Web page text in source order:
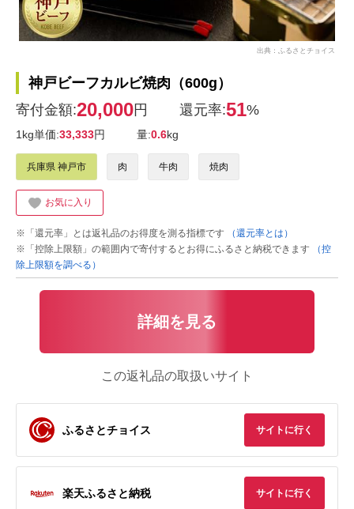
出典：ふるさとチョイス
神戸ビーフカルビ焼肉（600g）
寄付金額:20,000円 還元率:51%
1kg単価:33,333円 量:0.6kg
兵庫県 神戸市 肉 牛肉 焼肉
お気に入り
※「還元率」とは返礼品のお得度を測る指標です
（還元率とは）
※「控除上限額」の範囲内で寄付するとお得にふるさと納税できます
（控
除上限額を調べる）
詳細を見る
この返礼品の取扱いサイト
ふるさとチョイス サイトに行く
楽天ふるさと納税 サイトに行く